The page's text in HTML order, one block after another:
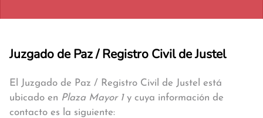
Juzgado de Paz / Registro Civil de Justel
El Juzgado de Paz / Registro Civil de Justel está
ubicado en Plaza Mayor 1y cuya información de
contacto es la siguiente: